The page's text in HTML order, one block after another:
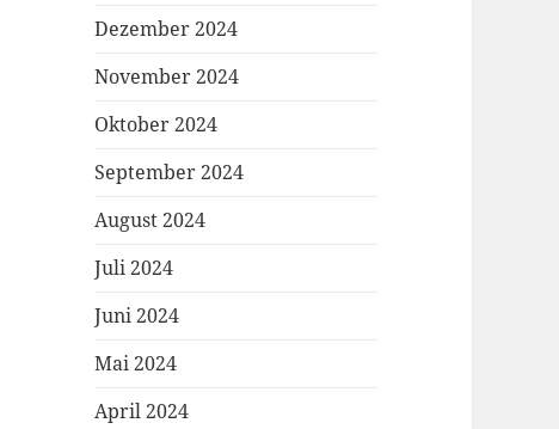
Dezember 2024
November 2024
Oktober 2024
September 2024
August 2024
Juli 2024
Juni 2024
Mai 2024
April 2024